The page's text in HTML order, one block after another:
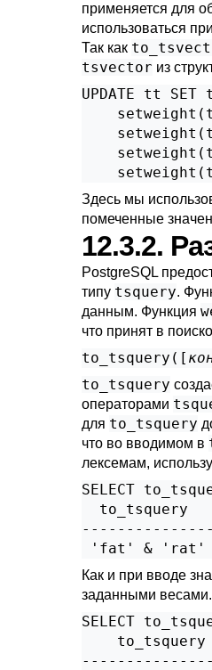
применяется для
использоваться
Так как
tsvector из
UPDATE tt
Здесь мы
помеченные
12.3.2.
PostgreSQL
типу tsquery.
данным. Функция
что принят в
to_tsquery([
to_tsquery
операторами
для to_tsquery
что во вводимом в
лексемам,
SELECT
  to_tsquery
---------------
Как и при вводе
заданными
SELECT
    to_tsquery